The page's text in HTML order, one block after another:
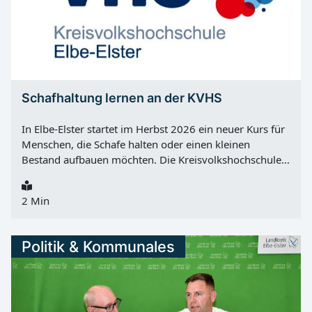
Schafhaltung lernen an der KVHS
In Elbe-Elster startet im Herbst 2026 ein neuer Kurs für
Menschen, die Schafe halten oder einen kleinen
Bestand aufbauen möchten. Die Kreisvolkshochschule
Praxis auf einem Schäfereibetrieb. Das Angebot trägt
den Titel „Grundlagen der Schafhaltung für
Dienstag, 22.09.2026, 13:00 Uhr . Veranstalter ist die
Regionalstelle für Bildung im Agrarbereich Süd der
Kreisvolkshochschule. Der Kurs umfasst vier Termine,
jeweils dienstags von 13:00 bis 18:00 Uhr . Neben dem
Unterricht lernen die Teilnehmer in Kooperation mit der
2 Min
Politik & Kommunales